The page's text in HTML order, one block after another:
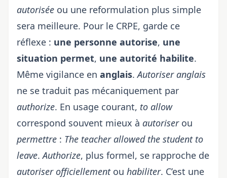
autorisée ou une reformulation plus simple
sera meilleure. Pour le CRPE, garde ce
réflexe : une personne autorise, une
situation permet, une autorité habilite.
Même vigilance en anglais.Autoriser anglais
ne se traduit pas mécaniquement par
authorize. En usage courant, to allow
correspond souvent mieux à autoriserou
permettre : The teacher allowed the student to
leave.Authorize, plus formel, se rapproche de
autoriser officiellementou habiliter. C’est une